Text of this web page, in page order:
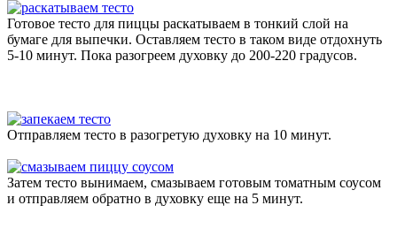
Готовое тесто для пиццы раскатываем в тонкий слой на
бумаге для выпечки. Оставляем тесто в таком виде отдохнуть
5-10 минут. Пока разогреем духовку до 200-220 градусов.
Отправляем тесто в разогретую духовку на 10 минут.
Затем тесто вынимаем, смазываем готовым томатным соусом
и отправляем обратно в духовку еще на 5 минут.